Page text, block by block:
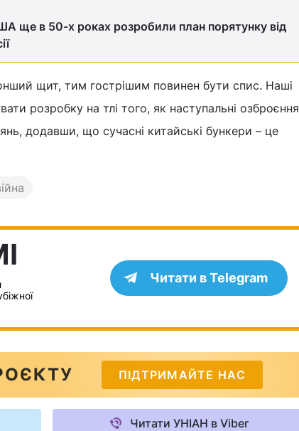
ще в 50-х роках розробили план порятунку від
щит, тим гострішим повинен бути спис. Наші
розробку на тлі того, як наступальні озброєння
додавши, що сучасні китайські бункери – це
Читати в Telegram
ПІДТРИМАЙТЕ НАС
Читати УНІАН в Viber